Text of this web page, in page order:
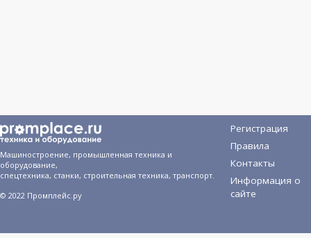
Машиностроение, промышленная техника и
оборудование,
спецтехника, станки, строительная техника, транспорт.
© 2022 Промплейс.ру
Регистрация
Правила
Контакты
Информация о
сайте